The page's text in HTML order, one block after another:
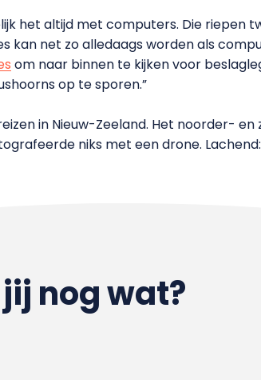
het altijd met computers. Die riepen
net zo alledaags worden als
om naar binnen te kijken voor
op te sporen.”
in Nieuw-Zeeland. Het noorder- en
niks met een drone.
nog wat?